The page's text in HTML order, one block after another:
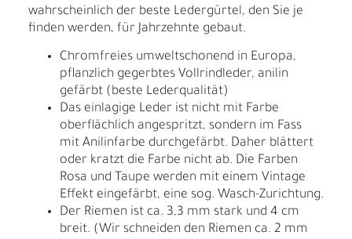
wahrscheinlich der beste Ledergürtel, den Sie je
finden werden, für Jahrzehnte gebaut.
Chromfreies umweltschonend in Europa,
pflanzlich gegerbtes Vollrindleder, anilin
gefärbt (beste Lederqualität)
Das einlagige Leder ist nicht mit Farbe
oberflächlich angespritzt, sondern im Fass
mit Anilinfarbe durchgefärbt. Daher blättert
oder kratzt die Farbe nicht ab. Die Farben
Rosa und Taupe werden mit einem Vintage
Effekt eingefärbt, eine sog. Wasch-Zurichtung.
Der Riemen ist ca. 3,3 mm stark und 4 cm
breit. (Wir schneiden den Riemen ca. 2 mm